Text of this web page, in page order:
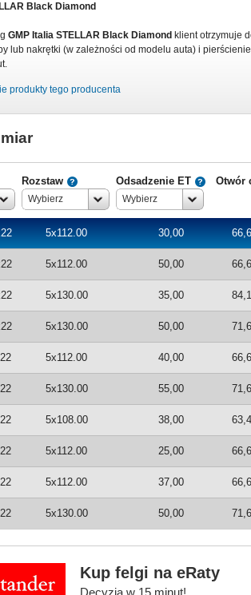
Black Diamond
GMP Italia STELLAR Black Diamond klient otrzymuje
lub nakrętki (w zależności od modelu auta) i
produkty tego producenta
Rozstaw
Wybierz
Odsadzenie ET
Wybierz
Otwór
5x112.00 30,00
5x112.00 50,00
5x130.00 35,00
5x130.00 50,00
5x112.00 40,00
5x130.00 55,00
5x108.00 38,00
5x112.00 25,00
5x112.00 37,00
5x130.00 50,00
Kup felgi na eRaty
Decyzja w 15 minut!